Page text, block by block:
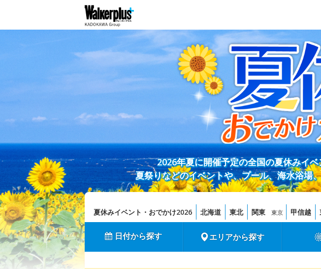
2026年夏に開催予定の全国の夏休みイ
夏祭りなどのイベントや、プール、海水浴場
夏休みイベント・おでかけ2026 北海道 東北 関東 東京 甲信越
日付から探す エリアから探す